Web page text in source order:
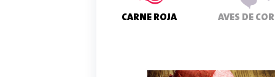
CARNE ROJA AVES DE